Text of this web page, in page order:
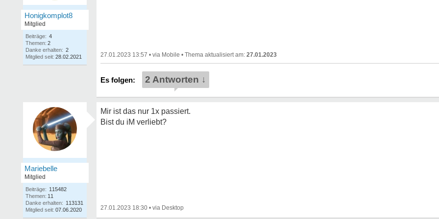
Honigkomplot8
Mitglied
Beiträge: 4
Themen: 2
Danke erhalten: 2
Mitglied seit: 28.02.2021 27.01.2023 13:57 • • 27.01.2023
2 Antworten ↓
Mariebelle
Mitglied
Beiträge: 115482
Themen: 11
Danke erhalten: 113131
Mitglied seit: 07.06.2020
Mir ist das nur 1x passiert.
Bist du iM verliebt?
27.01.2023 18:30 •